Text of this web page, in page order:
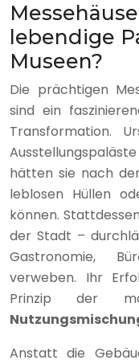
lebendige
Museen?
Die prächtigen
sind ein
Transformation.
hätten sie nach
leblosen Hüllen
können.
der Stadt –
Gastronomie,
verweben. Ihr
Prinzip der
Anstatt die